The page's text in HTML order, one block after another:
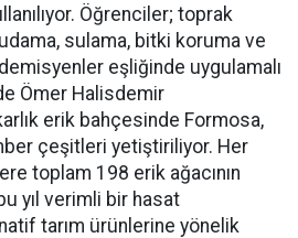
Öğrenciler; toprak
sulama, bitki koruma ve
eşliğinde uygulamalı
Ömer Halisdemir
erik bahçesinde Formosa,
çeşitleri yetiştiriliyor. Her
toplam 198 erik ağacının
yıl verimli bir hasat
tarım ürünlerine yönelik